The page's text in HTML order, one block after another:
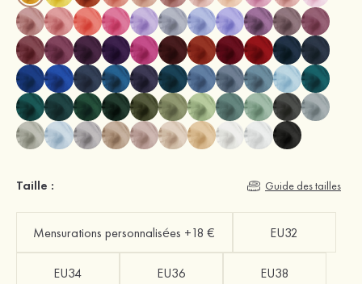
Taille : Guide des tailles
Mensurations personnalisées +18 € EU32
EU34 EU36 EU38